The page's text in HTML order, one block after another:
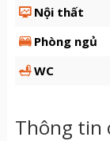
Nội thất
Phòng ngủ
WC
Thông tin